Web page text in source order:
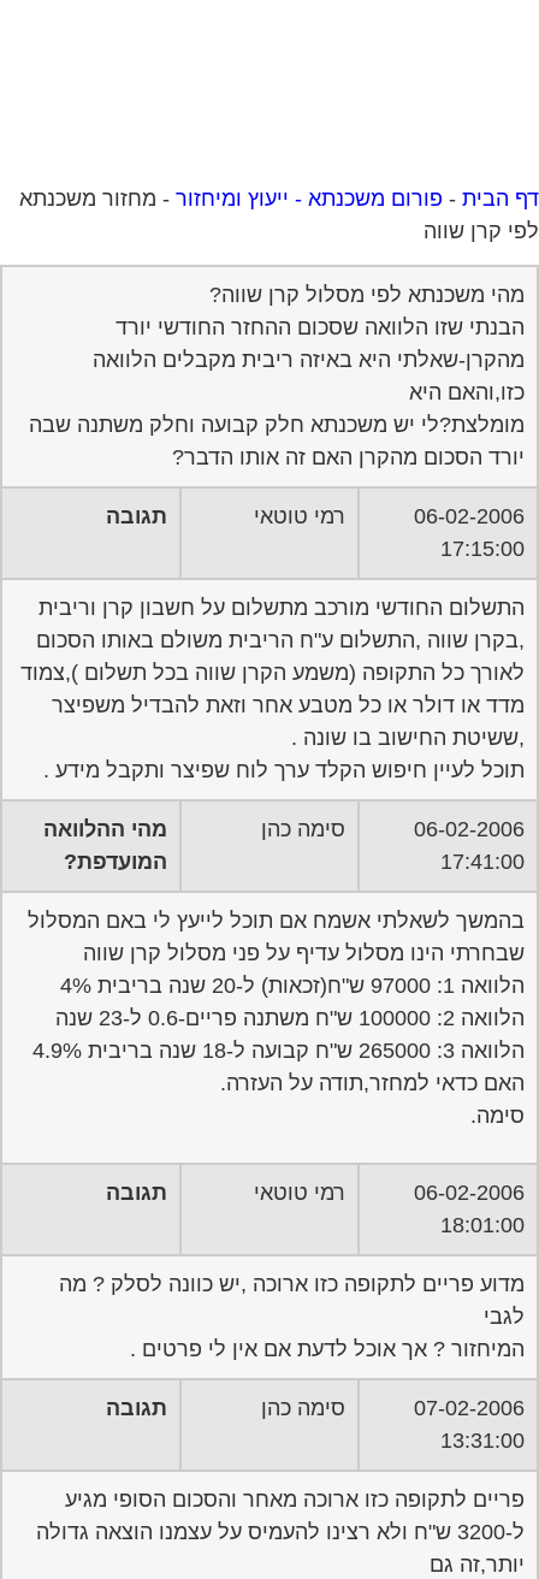
הבית-פורום משכנתא - ייעוץ ומיחזור-מחזור משכנתא
קרן שווה
מהי משכנתא לפי מסלול קרן שווה?
הבנתי שזו הלוואה שסכום ההחזר החודשי יורד
מהקרן-שאלתי היא באיזה ריבית מקבלים הלוואה
כזו,והאם היא
מומלצת?לי יש משכנתא חלק קבועה וחלק משתנה שבה
יורד הסכום מהקרן האם זה אותו הדבר?
06-02-2006
17:15:00
רמי טוטאי תגובה
התשלום החודשי מורכב מתשלום על חשבון קרן וריבית
,בקרן שווה ,התשלום ע"ח הריבית משולם באותו הסכום
לאורך כל התקופה (משמע הקרן שווה בכל תשלום ),צמוד
מדד או דולר או כל מטבע אחר וזאת להבדיל משפיצר
,ששיטת החישוב בו שונה .
תוכל לעיין חיפוש הקלד ערך לוח שפיצר ותקבל מידע .
06-02-2006
17:41:00
סימה כהן
מהי ההלוואה
המועדפת?
בהמשך לשאלתי אשמח אם תוכל לייעץ לי באם המסלול
שבחרתי הינו מסלול עדיף על פני מסלול קרן שווה
הלוואה 1: 97000 ש"ח(זכאות) ל-20 שנה בריבית 4%
הלוואה 2: 100000 ש"ח משתנה פריים-0.6 ל-23 שנה
הלוואה 3: 265000 ש"ח קבועה ל-18 שנה בריבית 4.9%
האם כדאי למחזר,תודה על העזרה.
סימה.
06-02-2006
18:01:00
רמי טוטאי תגובה
מדוע פריים לתקופה כזו ארוכה ,יש כוונה לסלק ? מה
לגבי
המיחזור ? אך אוכל לדעת אם אין לי פרטים .
07-02-2006
13:31:00
סימה כהן תגובה
פריים לתקופה כזו ארוכה מאחר והסכום הסופי מגיע
ל-3200 ש"ח ולא רצינו להעמיס על עצמנו הוצאה גדולה
יותר,זה גם